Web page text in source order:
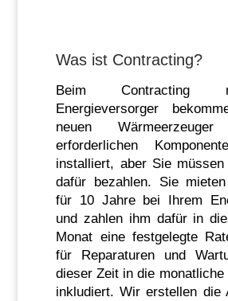
Was ist Contracting?
Beim Contracting
Energieversorger
neuen
erforderlichen
installiert, aber Sie
dafür bezahlen. Sie
für 10 Jahre bei Ihrem
und zahlen ihm dafür in
Monat eine festgelegte
für Reparaturen und
dieser Zeit in die monatliche
inkludiert. Wir erstellen die